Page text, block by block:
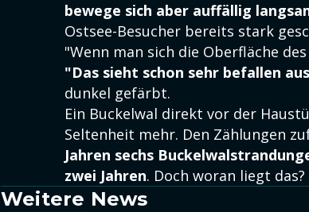
bewege sich aber auffällig
Ostsee-Besucher bereits stark
"Wenn man sich die Oberfläche
"Das sieht schon sehr befallen
dunkel gefärbt.
Ein Buckelwal direkt vor der
Seltenheit mehr. Den Zählungen
Jahren sechs
zwei Jahren. Doch woran liegt das?
Weitere News